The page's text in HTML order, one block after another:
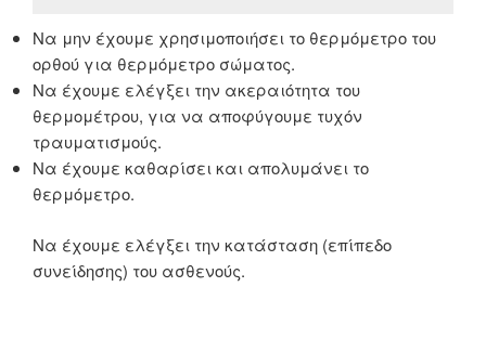
Να μην έχουμε χρησιμοποιήσει το θερμόμετρο του
ορθού για θερμόμετρο σώματος.
Να έχουμε ελέγξει την ακεραιότητα του
θερμομέτρου, για να αποφύγουμε τυχόν
τραυματισμούς.
Να έχουμε καθαρίσει και απολυμάνει το
θερμόμετρο.
Να έχουμε ελέγξει την κατάσταση (επίπεδο
συνείδησης) του ασθενούς.